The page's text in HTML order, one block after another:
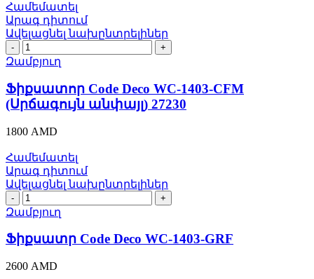
Համեմատել
Արագ դիտում
Ավելացնել նախընտրելիներ
Ֆիքսատոր
Code
Deco
WC-
1403-
CFM
անփայլ)
quantity
Զամբյուղ
Ֆիքսատոր Code Deco WC-1403-CFM
(Սրճագույն անփայլ) 27230
1800 AMD
Համեմատել
Արագ դիտում
Ավելացնել նախընտրելիներ
Ֆիքսատր
Code
Deco
WC-
1403-
GRF
quantity
Զամբյուղ
Ֆիքսատր Code Deco WC-1403-GRF
2600 AMD